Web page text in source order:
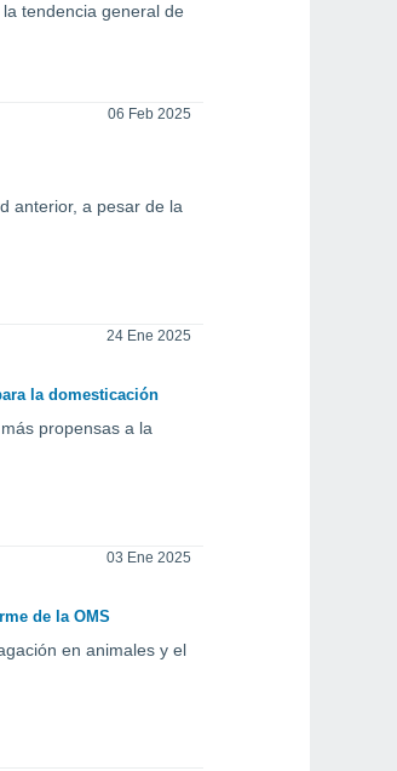
tendencia general de
06 Feb 2025
anterior, a pesar de la
24 Ene 2025
la domesticación
propensas a la
03 Ene 2025
de la OMS
en animales y el